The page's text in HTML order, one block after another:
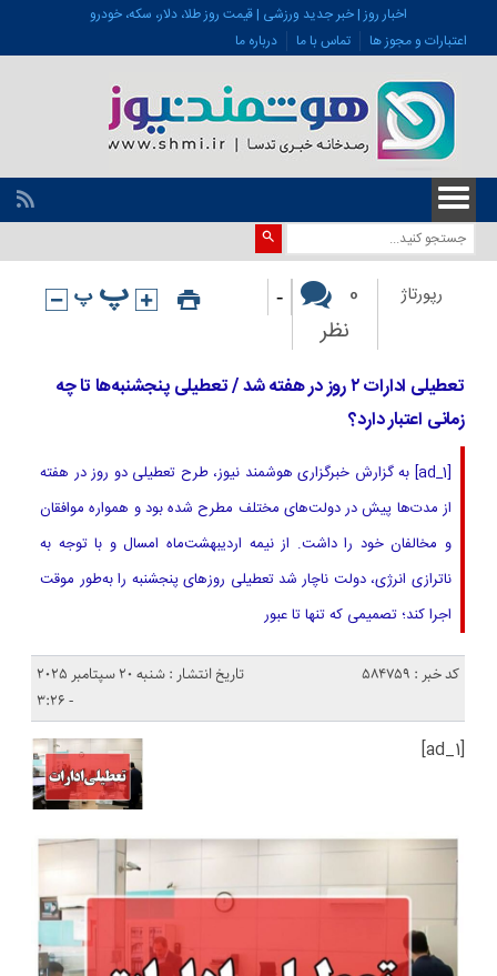
اخبار روز | خبر جدید ورزشی | قیمت روز طلا، دلار، سکه، خودرو
اعتبارات و مجوز ها
تماس با ما درباره ما
رپورتاژ
0
نظر
-
تعطیلی ادارات ۲ روز در هفته شد / تعطیلی پنجشنبه‌ها تا چه
زمانی اعتبار دارد؟
[ad_1] به گزارش خبرگزاری هوشمند نیوز، طرح تعطیلی دو روز در هفته
از مدت‌ها پیش در دولت‌های مختلف مطرح شده بود و همواره موافقان
و مخالفان خود را داشت. از نیمه اردیبهشت‌ماه امسال و با توجه به
ناترازی انرژی، دولت ناچار شد تعطیلی روزهای پنجشنبه را به‌طور موقت
اجرا کند؛ تصمیمی که تنها تا عبور
کد خبر : 584759
تاریخ انتشار : شنبه 20 سپتامبر 2025
- 3:26
[ad_1]